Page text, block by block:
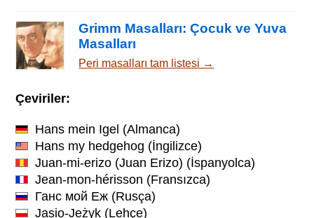
Grimm Masalları: Çocuk ve Yuva
Masalları
Peri masalları tam listesi →
Çeviriler:
Hans mein Igel (Almanca)
Hans my hedgehog (İngilizce)
Juan-mi-erizo (Juan Erizo) (İspanyolca)
Jean-mon-hérisson (Fransızca)
Ганс мой Еж (Rusça)
Jasio-Jeżyk (Lehçe)